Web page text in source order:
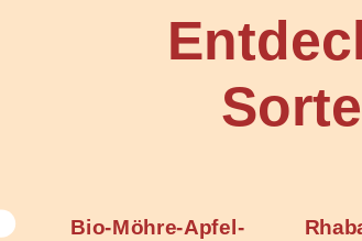
Rhabarberschorle